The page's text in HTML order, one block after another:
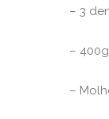
– 3
–
–